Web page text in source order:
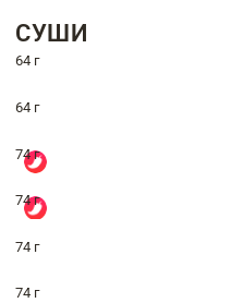
СУШИ
64 г
64 г
74 г
74 г
74 г
74 г